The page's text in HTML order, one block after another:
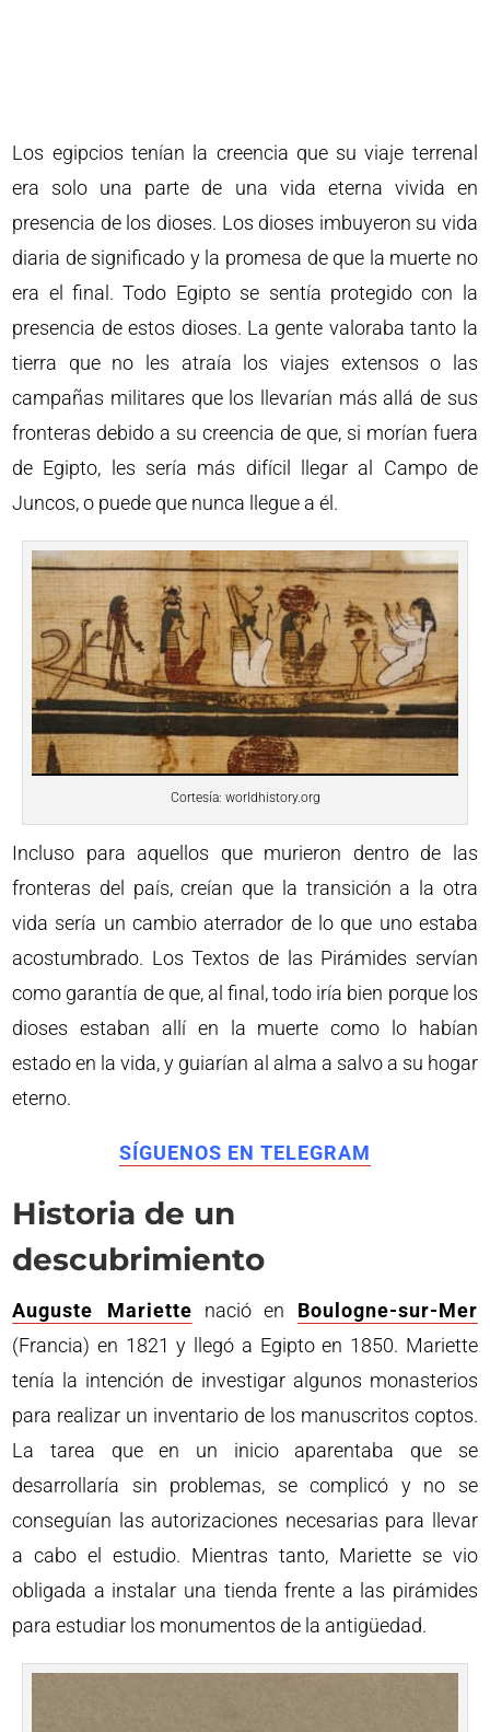
Los egipcios tenían la creencia que su viaje terrenal
era solo una parte de una vida eterna vivida en
presencia de los dioses. Los dioses imbuyeron su vida
diaria de significado y la promesa de que la muerte no
era el final. Todo Egipto se sentía protegido con la
presencia de estos dioses. La gente valoraba tanto la
tierra que no les atraía los viajes extensos o las
campañas militares que los llevarían más allá de sus
fronteras debido a su creencia de que, si morían fuera
de Egipto, les sería más difícil llegar al Campo de
Juncos, o puede que nunca llegue a él.
Cortesía: worldhistory.org
Incluso para aquellos que murieron dentro de las
fronteras del país, creían que la transición a la otra
vida sería un cambio aterrador de lo que uno estaba
acostumbrado. Los Textos de las Pirámides servían
como garantía de que, al final, todo iría bien porque los
dioses estaban allí en la muerte como lo habían
estado en la vida, y guiarían al alma a salvo a su hogar
eterno.
SÍGUENOS EN TELEGRAM
Historia de un
descubrimiento
Auguste Mariette nació en Boulogne-sur-Mer
(Francia) en 1821 y llegó a Egipto en 1850. Mariette
tenía la intención de investigar algunos monasterios
para realizar un inventario de los manuscritos coptos.
La tarea que en un inicio aparentaba que se
desarrollaría sin problemas, se complicó y no se
conseguían las autorizaciones necesarias para llevar
a cabo el estudio. Mientras tanto, Mariette se vio
obligada a instalar una tienda frente a las pirámides
para estudiar los monumentos de la antigüedad.